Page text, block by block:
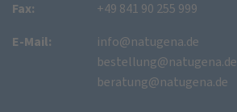
Fax:
+49 841 90 255 999
E-Mail:
info@natugena.de
bestellung@natugena.de
beratung@natugena.de